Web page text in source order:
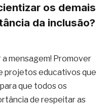
os demais
da inclusão?
a mensagem! Promover
projetos educativos que
que todos os
de respeitar as